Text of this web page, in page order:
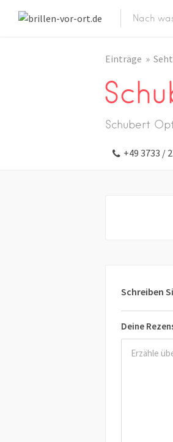
Einträge
Schubert
+49 3733 /
Schreiben
Deine